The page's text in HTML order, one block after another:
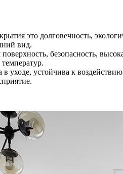
это долговечность,
вид.
поверхность, безопасность,
температур.
в уходе, устойчива к воздействию
.